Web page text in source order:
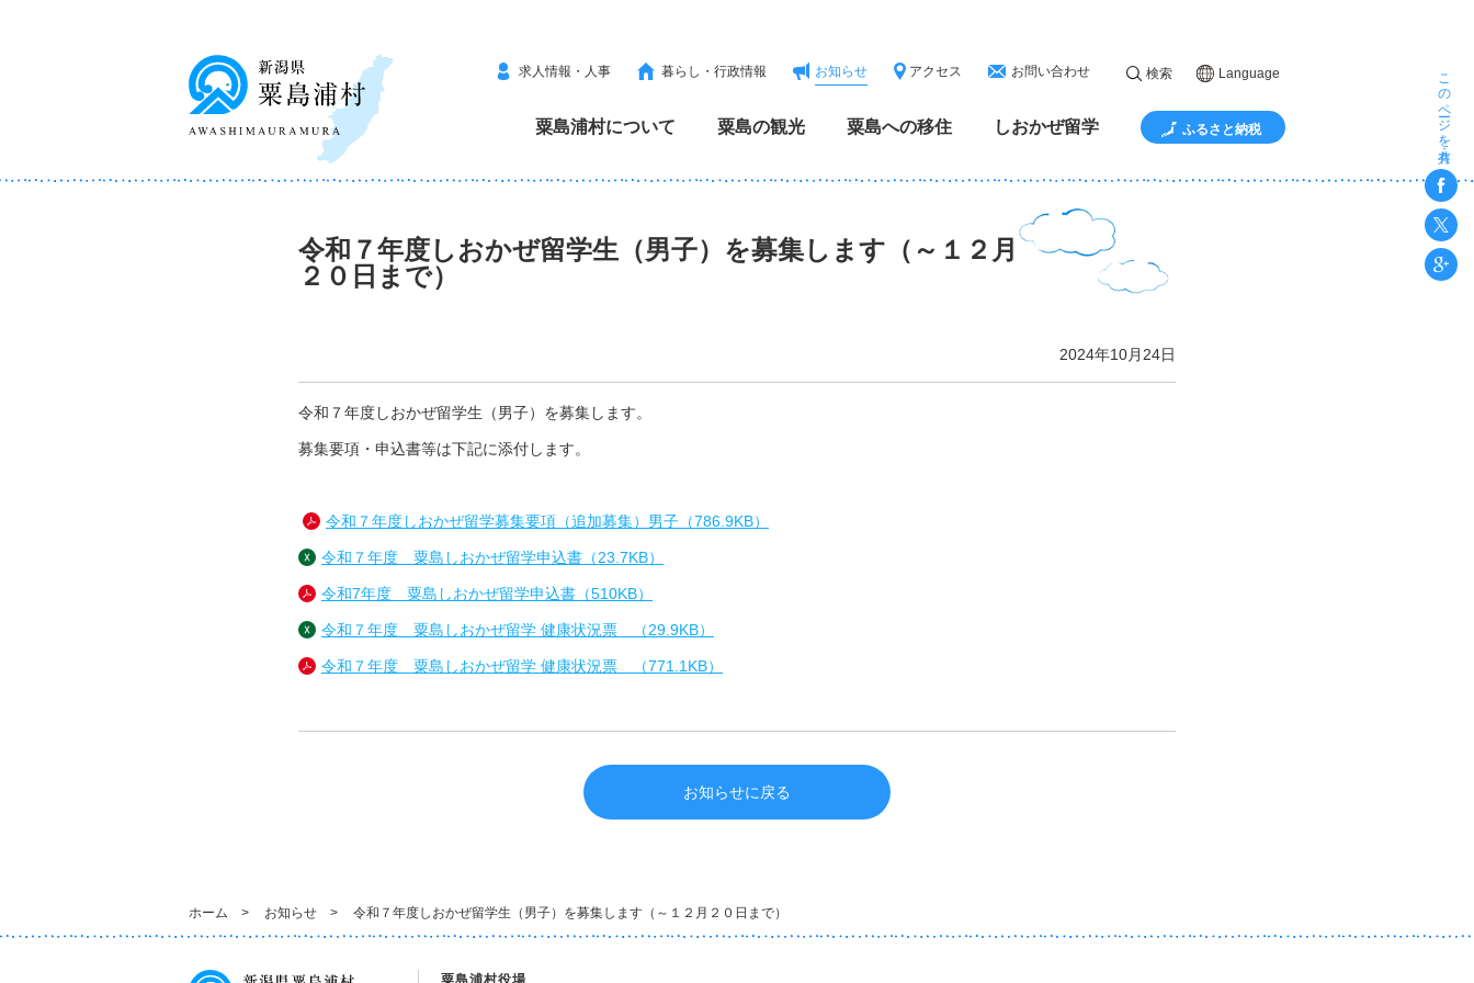
粟島浦村について 粟島の観光 粟島への移住 しおかぜ留学 ふるさと納税
求人情報・人事 暮らし・行政情報 お知らせ アクセス お問い合わせ 検索 Language
令和７年度しおかぜ留学生（男子）を募集します（～１２月
２０日まで）
2024年10月24日
令和７年度しおかぜ留学生（男子）を募集します。
募集要項・申込書等は下記に添付します。
令和７年度しおかぜ留学募集要項（追加募集）男子（786.9KB）
令和７年度 粟島しおかぜ留学申込書（23.7KB）
令和7年度 粟島しおかぜ留学申込書（510KB）
令和７年度 粟島しおかぜ留学 健康状況票 （29.9KB）
令和７年度 粟島しおかぜ留学 健康状況票 （771.1KB）
お知らせに戻る
ホーム > お知らせ > 令和７年度しおかぜ留学生（男子）を募集します（～１２月２０日まで）
このページを共有
粟島浦村役場